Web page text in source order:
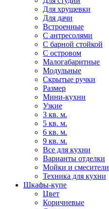
Для хрущевки
Для дачи
Встроенные
С антресолями
С барной стойкой
С островом
Малогабаритные
Модульные
Скрытые ручки
Размер
Мини-кухни
Узкие
3 кв. м.
5 кв. м.
6 кв. м.
9 кв. м.
Все для кухни
Варианты отделки
Мойки и смесители
Техника для кухни
Шкафы-купе
Цвет
Коричневые